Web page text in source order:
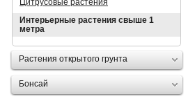
Цитрусовые растения
Интерьерные растения свыше 1
метра
Растения открытого грунта
Бонсай